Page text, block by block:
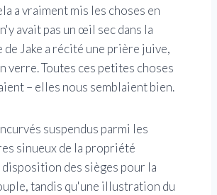
a vraiment mis les choses en
avait pas un œil sec dans la
de Jake a récité une prière juive,
verre. Toutes ces petites choses
– ​​elles nous semblaient bien.
suspendus parmi les
sinueux de la propriété
des sièges pour la
tandis qu'une illustration du